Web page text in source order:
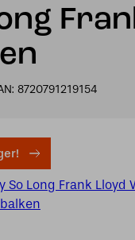
8720791219154